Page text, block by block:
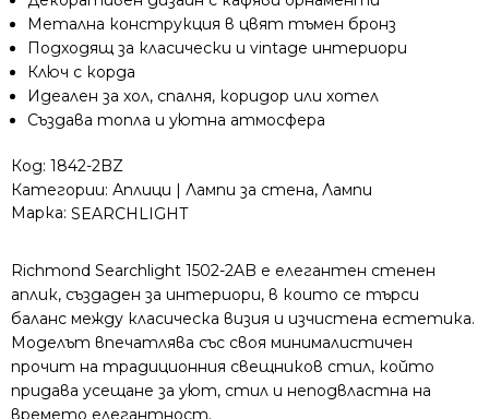
2xE14
тъмен
бронз
и
кафяви
орнаменти
Метална конструкция в цвят тъмен бронз
Подходящ за класически и vintage интериори
Ключ с корда
Идеален за хол, спалня, коридор или хотел
Създава топла и уютна атмосфера
Код: 1842-2BZ
Категории: Аплици | Лампи за стена, Лампи
Марка: SEARCHLIGHT
Richmond Searchlight 1502-2AB е елегантен стенен
аплик, създаден за интериори, в които се търси
баланс между класическа визия и изчистена естетика.
Моделът впечатлява със своя минималистичен
прочит на традиционния свещников стил, който
придава усещане за уют, стил и неподвластна на
времето елегантност.